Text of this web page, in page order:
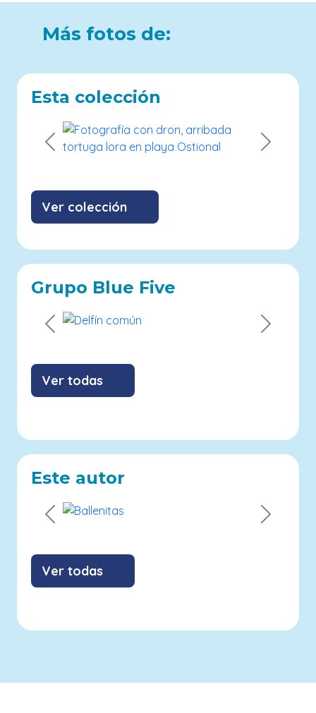
Más fotos de:
Esta colección
Previous Next
Ver colección
Grupo Blue Five
Previous Next
Ver todas
Este autor
Previous Next
Ver todas